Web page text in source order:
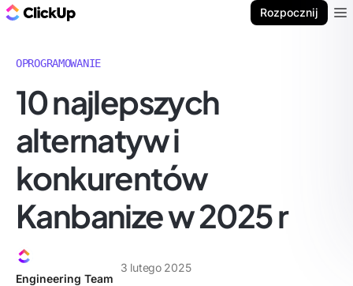
Rozpocznij
OPROGRAMOWANIE
10 najlepszych
alternatyw i
konkurentów
Kanbanize w 2025 r
Engineering Team
3 lutego 2025